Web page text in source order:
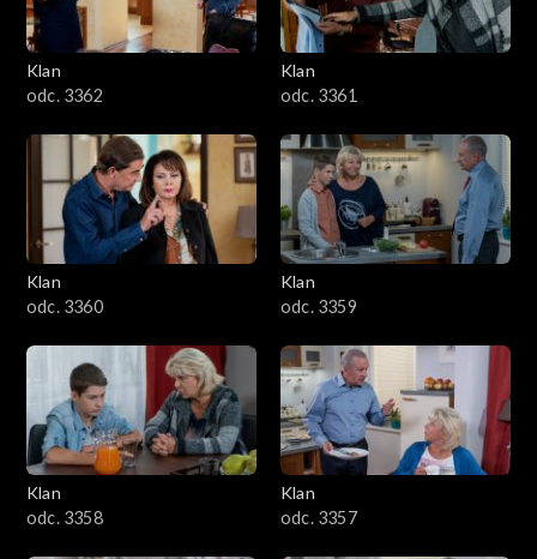
Klan
odc. 3362
Klan
odc. 3361
Klan
odc. 3360
Klan
odc. 3359
Klan
odc. 3358
Klan
odc. 3357